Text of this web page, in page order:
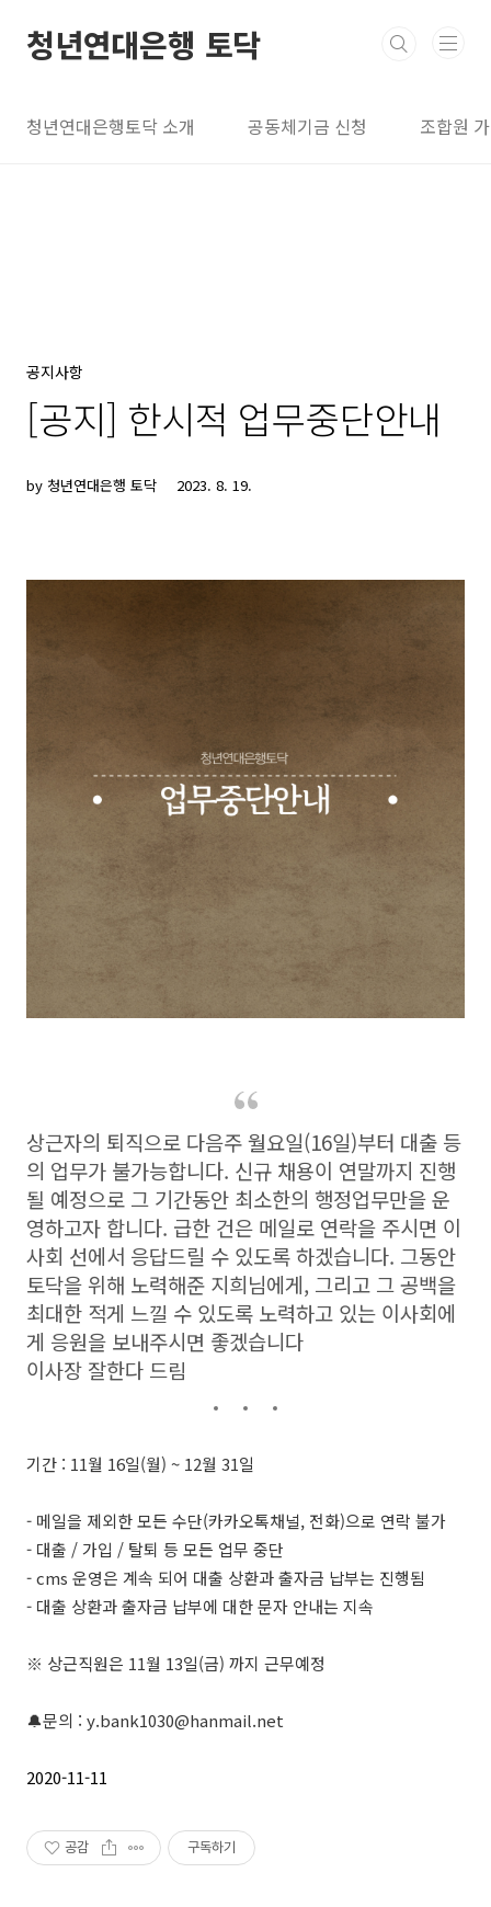
청년연대은행 토닥
청년연대은행토닥 소개 공동체기금 신청 조합원
공지사항
[공지] 한시적 업무중단안내
by 청년연대은행 토닥 2023. 8. 19.
상근자의 퇴직으로 다음주 월요일(16일)부터 대출 등
의 업무가 불가능합니다. 신규 채용이 연말까지 진행
될 예정으로 그 기간동안 최소한의 행정업무만을 운
영하고자 합니다. 급한 건은 메일로 연락을 주시면 이
사회 선에서 응답드릴 수 있도록 하겠습니다. 그동안
토닥을 위해 노력해준 지희님에게, 그리고 그 공백을
최대한 적게 느낄 수 있도록 노력하고 있는 이사회에
게 응원을 보내주시면 좋겠습니다
이사장 잘한다 드림
기간 : 11월 16일(월) ~ 12월 31일
- 메일을 제외한 모든 수단(카카오톡채널, 전화)으로 연락 불가
- 대출 / 가입 / 탈퇴 등 모든 업무 중단
- cms 운영은 계속 되어 대출 상환과 출자금 납부는 진행됨
- 대출 상환과 출자금 납부에 대한 문자 안내는 지속
※ 상근직원은 11월 13일(금) 까지 근무예정
🔔문의 : y.bank1030@hanmail.net
2020-11-11
공감 구독하기